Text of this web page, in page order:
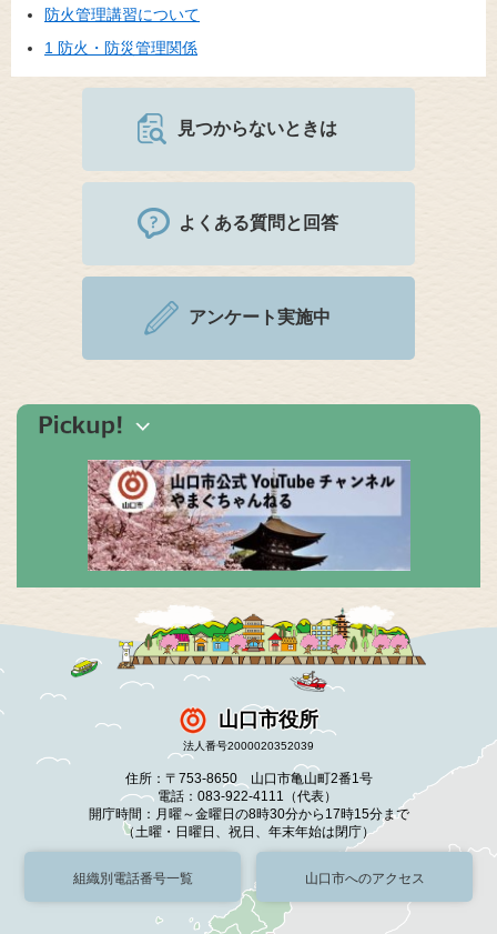
防火管理講習について
1 防火・防災管理関係
見つからないときは
よくある質問と回答
アンケート実施中
山口市役所
法人番号2000020352039
住所：〒753-8650 山口市亀山町2番1号
電話：083-922-4111（代表）
開庁時間：月曜～金曜日の8時30分から17時15分まで
（土曜・日曜日、祝日、年末年始は閉庁）
組織別電話番号一覧 山口市へのアクセス